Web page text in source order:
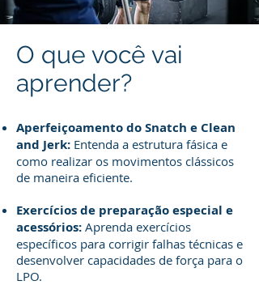
O que você vai
aprender?
Aperfeiçoamento do Snatch e Clean
and Jerk: Entenda a estrutura fásica e
como realizar os movimentos clássicos
de maneira eficiente.
Exercícios de preparação especial e
acessórios: Aprenda exercícios
específicos para corrigir falhas técnicas e
desenvolver capacidades de força para o
LPO.